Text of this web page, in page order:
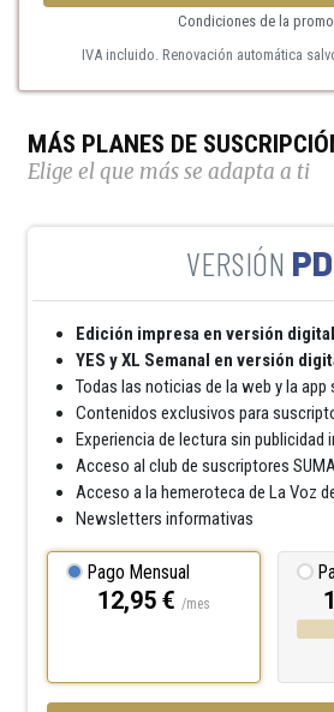
Condiciones de la
IVA incluido. Renovación automática
MÁS PLANES DE
Elige el que más se adapta a ti
Edición impresa en versión
YES y XL Semanal en versión
Todas las noticias de la web y la app
Contenidos exclusivos para
Experiencia de lectura sin publicidad
Acceso al club de suscriptores
Acceso a la hemeroteca de La Voz
Newsletters informativas
Pago Mensual
12,95 € /mes